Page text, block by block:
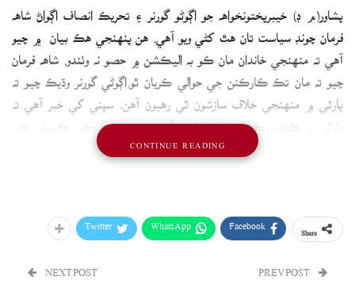
پشاور(م ڊ) خيبرپختونخواهه جو اڳوڻو گورنر ۽ تحريڪ انصاف اڳواڻ شاهه
فرمان چونڊ سياست تان هٿ کڻي ويو آهي. هن پنهنجي هڪ بيان ۾ چيو
آهي ته منهنجي خاندان مان ڪو به اليڪشن ۾ حصو نه وٺندو. شاهه فرمان
چيو ته مان تڪ ڪارڪنن جي حوالي ڪريان ٿو.اڳوڻي گورنر وڌيڪ چيو ته
پارٽي ۾ منهنجي خلاف سازشون ٿي رهيون آهن، سڀني کي خبر آهي ته
پارٽي ۾ ڪنهن ڪيترو پئسو ٺاهيو آهي، هن چيو ته ڪور ڪميٽي جي
اجلاس ۾ مون سميت ٽن اڳواڻن تي غداري جا بي بنياد الزام لڳايا ويا.
Facebook
WhatsApp
Twitter
NEXT POST